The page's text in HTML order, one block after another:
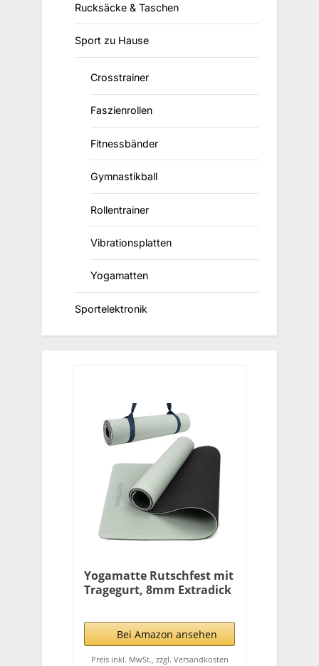
Rucksäcke & Taschen
Sport zu Hause
Crosstrainer
Faszienrollen
Fitnessbänder
Gymnastikball
Rollentrainer
Vibrationsplatten
Yogamatten
Sportelektronik
Yogamatte Rutschfest mit
Tragegurt, 8mm Extradick
Schadstofffrei Sportmatte
für Zuhause oder
Draußen, Fitnessmatte
für Yoga Pilates Workout,
Bei Amazon ansehen
Preis inkl. MwSt., zzgl. Versandkosten